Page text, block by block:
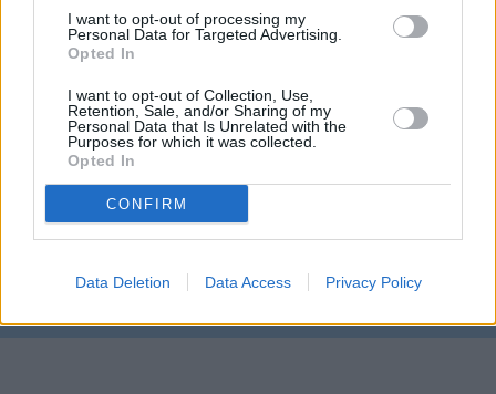
I want to opt-out of processing my
Personal Data for Targeted Advertising.
Opted In
I want to opt-out of Collection, Use,
Retention, Sale, and/or Sharing of my
Personal Data that Is Unrelated with the
Purposes for which it was collected.
Opted In
CONFIRM
Data Deletion Data Access Privacy Policy
Prima sport - co nabídne v prvním
vysílacím týdnu
Kdy a kde bude Prima sport k
Parabola.cz- web o satelitní, terestrické a kabelové televizi, ©
O souborech cookies • •
Kontakt